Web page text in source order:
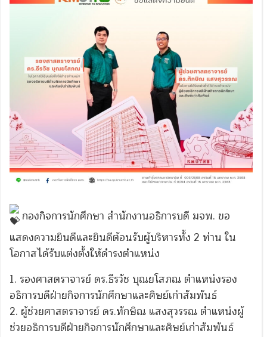
กองกิจการนักศึกษา สำนักงานอธิการบดี มจพ. ขอ
แสดงความยินดีและยินดีต้อนรับผู้บริหารทั้ง 2 ท่าน ใน
โอกาสได้รับแต่งตั้งให้ดำรงตำแหน่ง
1. รองศาสตราจารย์ ดร.ธีรวัช บุณยโสภณ ตำแหน่งรอง
อธิการบดีฝ่ายกิจการนักศึกษาและศิษย์เก่าสัมพันธ์
2. ผู้ช่วยศาสตราจารย์ ดร.ทักษิณ แสงสุวรรณ ตำแหน่งผู้
ช่วยอธิการบดีฝ่ายกิจการนักศึกษาและศิษย์เก่าสัมพันธ์